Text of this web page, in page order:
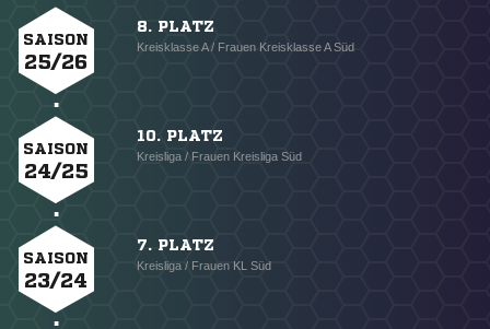
SAISON
25/26
8. PLATZ
Kreisklasse A / Frauen Kreisklasse A Süd
SAISON
24/25
10. PLATZ
Kreisliga / Frauen Kreisliga Süd
SAISON
23/24
7. PLATZ
Kreisliga / Frauen KL Süd